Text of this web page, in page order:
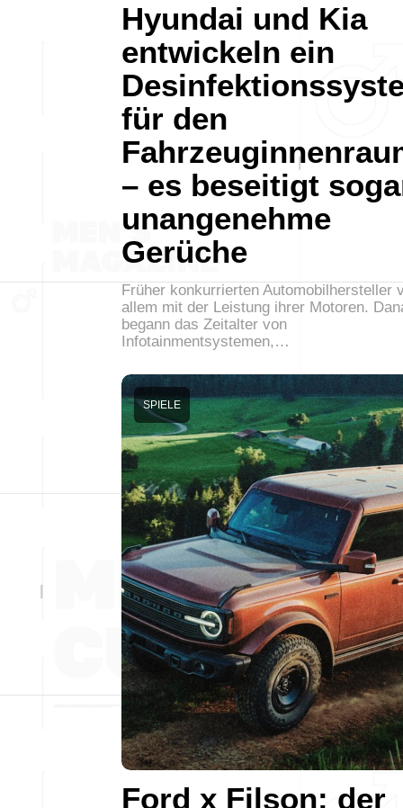
Hyundai und Kia
entwickeln ein
für den
– es beseitigt
unangenehme
Gerüche
Früher konkurrierten Automobilhersteller
allem mit der Leistung ihrer Motoren.
begann das Zeitalter von
Infotainmentsystemen,…
Ford x Filson: der
SPIELE